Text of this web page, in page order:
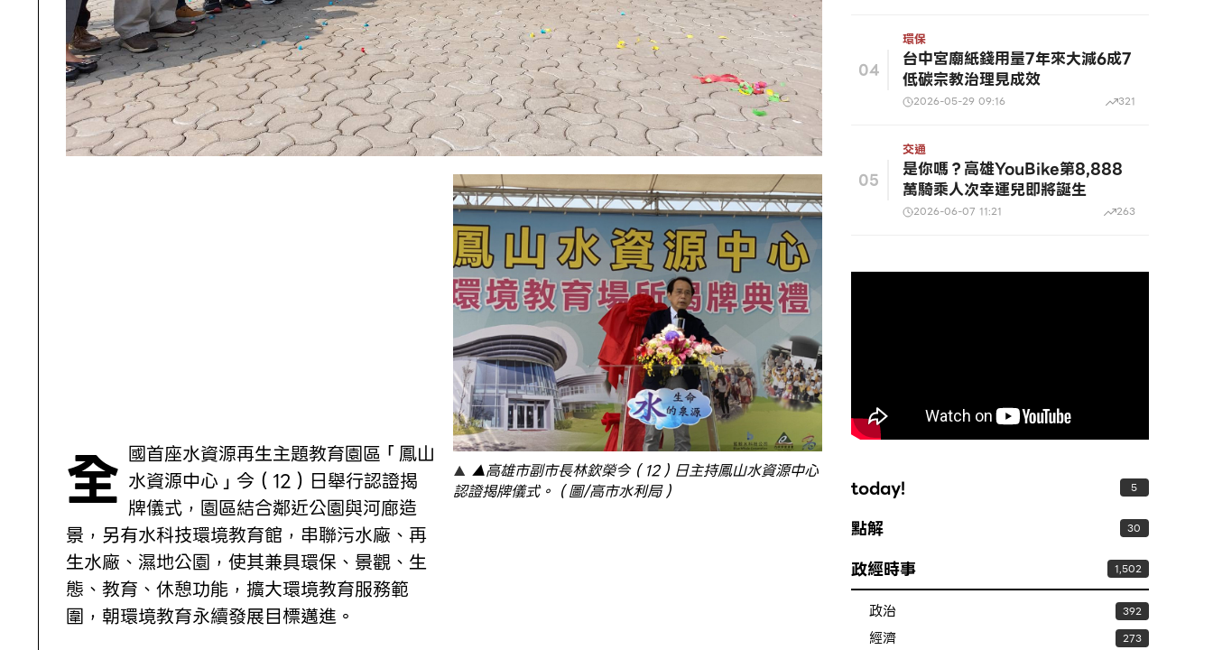
全國首座水資源再生主題教育園區「鳳山 水資源中心」今（12）日舉行認證揭
牌儀式，園區結合鄰近公園與河廊造
景，另有水科技環境教育館，串聯污水廠、再
生水廠、濕地公園，使其兼具環保、景觀、生
態、教育、休憩功能，擴大環境教育服務範
圍，朝環境教育永續發展目標邁進。
▲高雄市副市長林欽榮今（12）日主持鳳山水資源中心
認證揭牌儀式。（圖/高市水利局）
04
環保
台中宮廟紙錢用量7年來大減6成7
低碳宗教治理見成效
2026-05-29 09:16 321
05
交通
是你嗎？高雄YouBike第8,888
萬騎乘人次幸運兒即將誕生
2026-06-07 11:21 263
today! 5
點解 30
政經時事 1,502
政治 392
經濟 273